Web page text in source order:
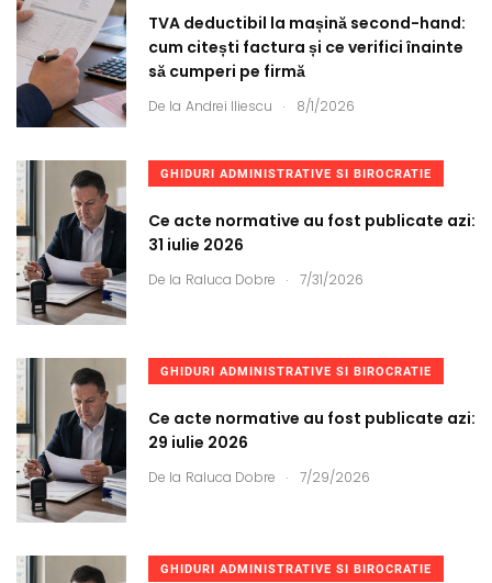
TVA deductibil la mașină second-hand:
cum citești factura și ce verifici înainte
să cumperi pe firmă
De la Andrei Iliescu . 8/1/2026
GHIDURI ADMINISTRATIVE SI BIROCRATIE
Ce acte normative au fost publicate azi:
31 iulie 2026
De la Raluca Dobre . 7/31/2026
GHIDURI ADMINISTRATIVE SI BIROCRATIE
Ce acte normative au fost publicate azi:
29 iulie 2026
De la Raluca Dobre . 7/29/2026
GHIDURI ADMINISTRATIVE SI BIROCRATIE